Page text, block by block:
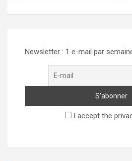
Newsletter : 1 e-mail par
I accept the